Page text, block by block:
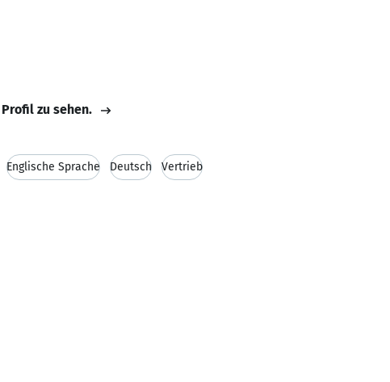
zu sehen.
Englische Sprache Deutsch Vertrieb